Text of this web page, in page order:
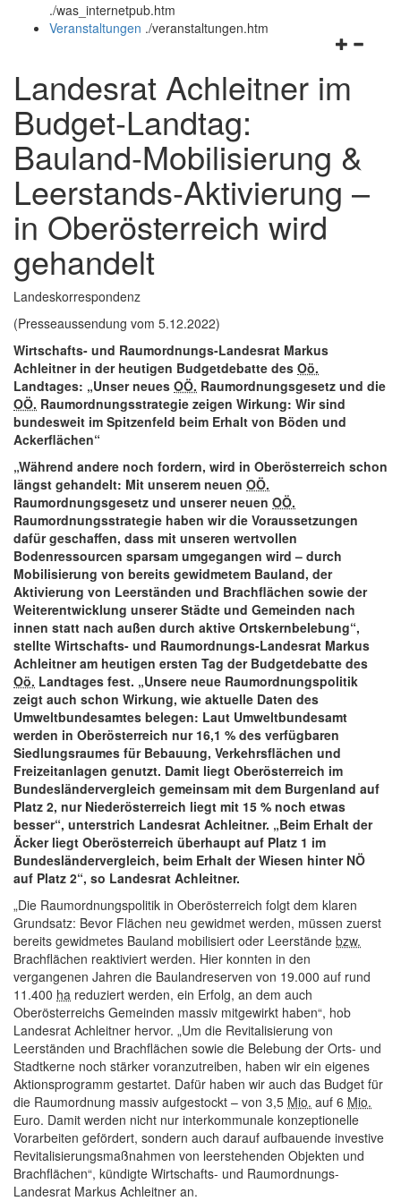
und
schließen
./was_internetpub.htm
und
schließen
Veranstaltungen ./veranstaltungen.htm
Landesrat Achleitner im
Budget-Landtag:
Bauland-Mobilisierung &
Leerstands-Aktivierung –
in Oberösterreich wird
gehandelt
Landeskorrespondenz
(Presseaussendung vom 5.12.2022)
Wirtschafts- und Raumordnungs-Landesrat Markus
Achleitner in der heutigen Budgetdebatte des Oö.
Landtages: „Unser neues OÖ. Raumordnungsgesetz und die
OÖ. Raumordnungsstrategie zeigen Wirkung: Wir sind
bundesweit im Spitzenfeld beim Erhalt von Böden und
Ackerflächen“
„Während andere noch fordern, wird in Oberösterreich schon
längst gehandelt: Mit unserem neuen OÖ.
Raumordnungsgesetz und unserer neuen OÖ.
Raumordnungsstrategie haben wir die Voraussetzungen
dafür geschaffen, dass mit unseren wertvollen
Bodenressourcen sparsam umgegangen wird – durch
Mobilisierung von bereits gewidmetem Bauland, der
Aktivierung von Leerständen und Brachflächen sowie der
Weiterentwicklung unserer Städte und Gemeinden nach
innen statt nach außen durch aktive Ortskernbelebung“,
stellte Wirtschafts- und Raumordnungs-Landesrat Markus
Achleitner am heutigen ersten Tag der Budgetdebatte des
Oö. Landtages fest. „Unsere neue Raumordnungspolitik
zeigt auch schon Wirkung, wie aktuelle Daten des
Umweltbundesamtes belegen: Laut Umweltbundesamt
werden in Oberösterreich nur 16,1 % des verfügbaren
Siedlungsraumes für Bebauung, Verkehrsflächen und
Freizeitanlagen genutzt. Damit liegt Oberösterreich im
Bundesländervergleich gemeinsam mit dem Burgenland auf
Platz 2, nur Niederösterreich liegt mit 15 % noch etwas
besser“, unterstrich Landesrat Achleitner. „Beim Erhalt der
Äcker liegt Oberösterreich überhaupt auf Platz 1 im
Bundesländervergleich, beim Erhalt der Wiesen hinter NÖ
auf Platz 2“, so Landesrat Achleitner.
„Die Raumordnungspolitik in Oberösterreich folgt dem klaren
Grundsatz: Bevor Flächen neu gewidmet werden, müssen zuerst
bereits gewidmetes Bauland mobilisiert oder Leerstände bzw.
Brachflächen reaktiviert werden. Hier konnten in den
vergangenen Jahren die Baulandreserven von 19.000 auf rund
11.400 ha reduziert werden, ein Erfolg, an dem auch
Oberösterreichs Gemeinden massiv mitgewirkt haben“, hob
Landesrat Achleitner hervor. „Um die Revitalisierung von
Leerständen und Brachflächen sowie die Belebung der Orts- und
Stadtkerne noch stärker voranzutreiben, haben wir ein eigenes
Aktionsprogramm gestartet. Dafür haben wir auch das Budget für
die Raumordnung massiv aufgestockt – von 3,5 Mio. auf 6 Mio.
Euro. Damit werden nicht nur interkommunale konzeptionelle
Vorarbeiten gefördert, sondern auch darauf aufbauende investive
Revitalisierungsmaßnahmen von leerstehenden Objekten und
Brachflächen“, kündigte Wirtschafts- und Raumordnungs-
Landesrat Markus Achleitner an.